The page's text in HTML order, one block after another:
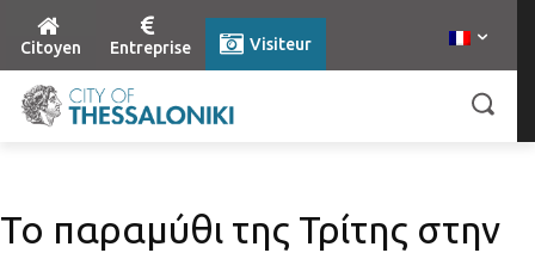
Citoyen Entreprise Visiteur
Το παραμύθι της Τρίτης στην